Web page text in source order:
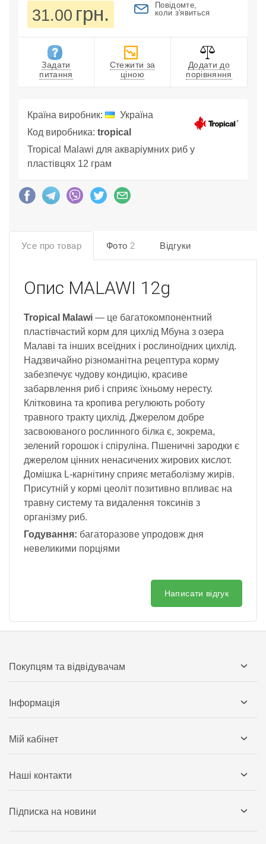
31.00 грн.
Повідомте,
коли з'явиться
Задати
питання
Стежити за
ціною
Додати до
порівняння
Країна виробник:
Україна
Код виробника: tropical
Tropical Malawi для акваріумних риб у
пластівцях 12 грам
Усе про товар Фото 2 Відгуки
Опис MALAWI 12g
Tropical Malawi — це багатокомпонентний
пластівчастий корм для цихлід Мбуна з озера
Малаві та інших всеїдних і рослиноїдних цихлід.
Надзвичайно різноманітна рецептура корму
забезпечує чудову кондицію, красиве
забарвлення риб і сприяє їхньому нересту.
Клітковина та кропива регулюють роботу
травного тракту цихлід. Джерелом добре
засвоюваного рослинного білка є, зокрема,
зелений горошок і спіруліна. Пшеничні зародки є
джерелом цінних ненасичених жирових кислот.
Домішка L-карнітину сприяє метаболізму жирів.
Присутній у кормі цеоліт позитивно впливає на
травну систему та видалення токсинів з
організму риб.
Годування: багаторазове упродовж дня
невеликими порціями
Написати відгук
Покупцям та відвідувачам
Інформація
Мій кабінет
Наші контакти
Підписка на новини